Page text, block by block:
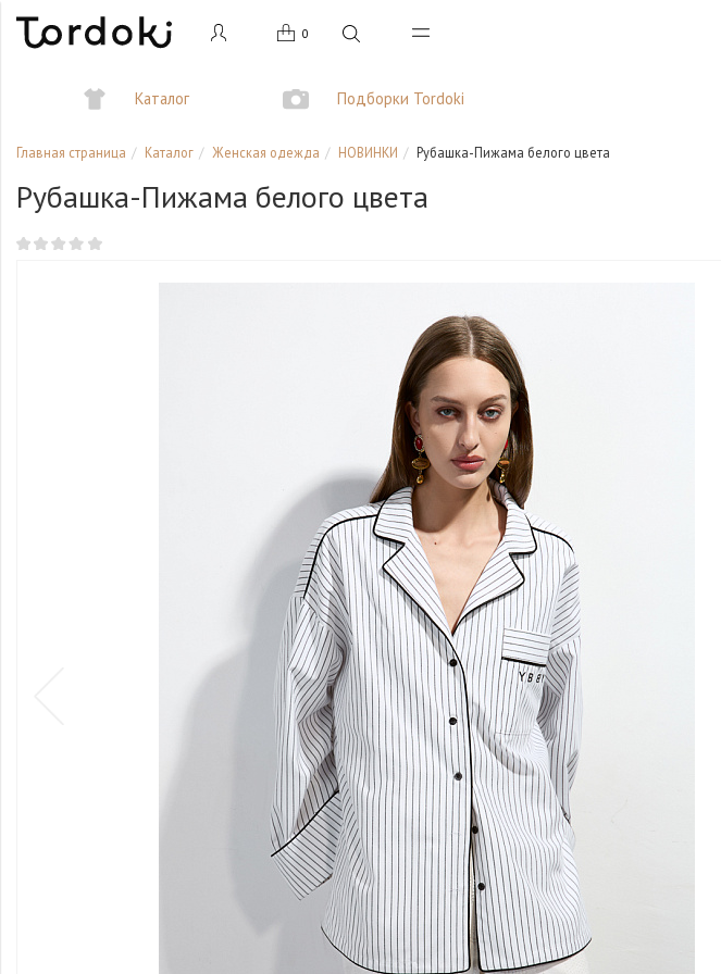
0
Каталог Подборки Tordoki
Главная страница Каталог Женская одежда НОВИНКИ Рубашка-Пижама белого цвета
Рубашка-Пижама белого цвета